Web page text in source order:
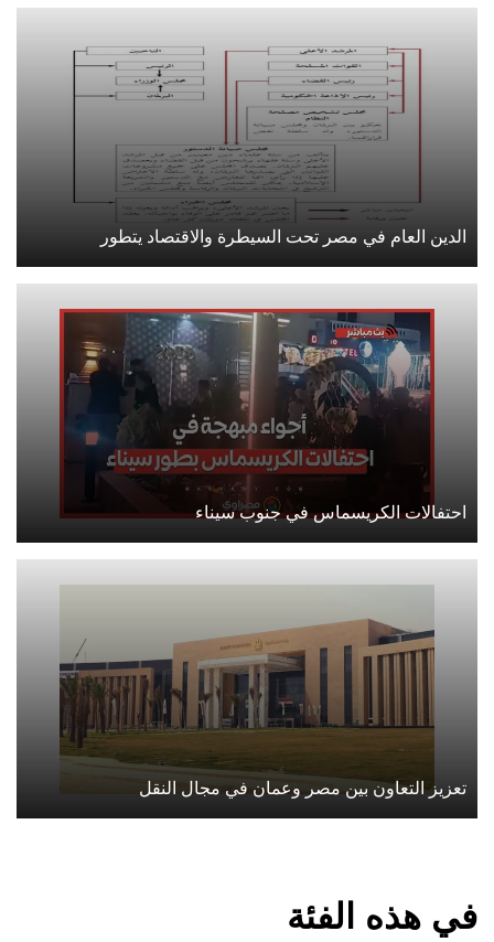
الدين العام في مصر تحت السيطرة والاقتصاد يتطور
احتفالات الكريسماس في جنوب سيناء
تعزيز التعاون بين مصر وعمان في مجال النقل
في هذه الفئة